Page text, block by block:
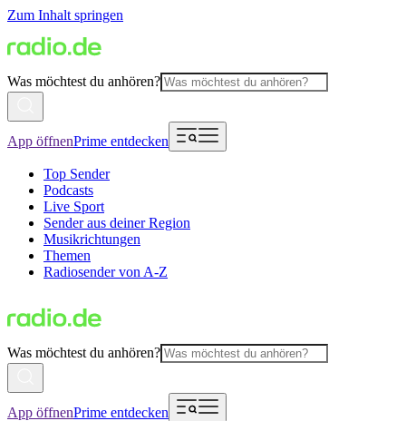
Zum Inhalt springen
Was möchtest du anhören?
App öffnenPrime entdecken
Top Sender
Podcasts
Live Sport
Sender aus deiner Region
Musikrichtungen
Themen
Radiosender von A-Z
Was möchtest du anhören?
App öffnenPrime entdecken